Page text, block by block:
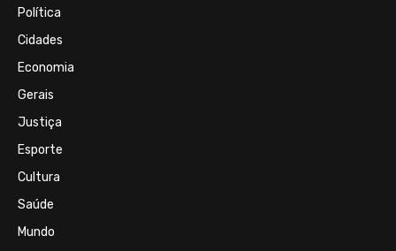
Política
Cidades
Economia
Gerais
Justiça
Esporte
Cultura
Saúde
Mundo